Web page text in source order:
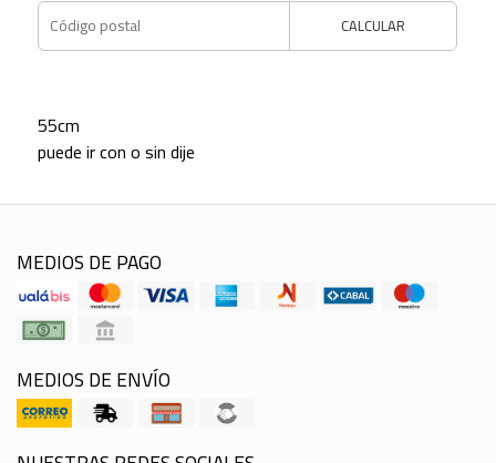
CALCULAR
55cm
puede ir con o sin dije
MEDIOS DE PAGO
MEDIOS DE ENVÍO